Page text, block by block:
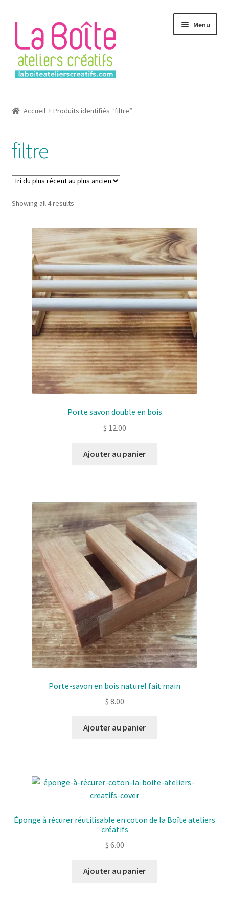
la
navigation
contenu
Menu
Login
Password Reset
Register
Solde de la carte-cadeau
Boutique en ligne
Panier
Politique de confidentialité
Validation de la commande
Contact
Accueil Produits identifiés “filtre”
filtre
Showing all 4 resultsSorted
Porte savon double en bois
$ 12.00
Ajouter au panier
Porte-savon en bois naturel fait main
$ 8.00
Ajouter au panier
Éponge à récurer réutilisable en coton de la Boîte ateliers
créatifs
$ 6.00
Ajouter au panier